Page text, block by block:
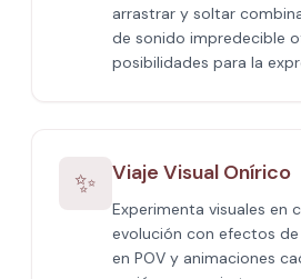
arrastrar y soltar
de sonido impredecible
posibilidades para la
✨ Viaje Visual Onírico
Experimenta visuales en
evolución con efectos
en POV y animaciones